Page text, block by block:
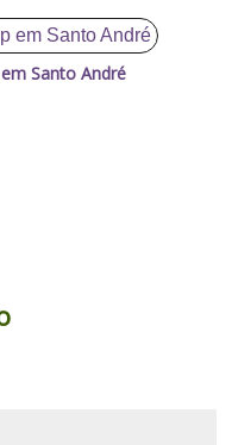
Santo André